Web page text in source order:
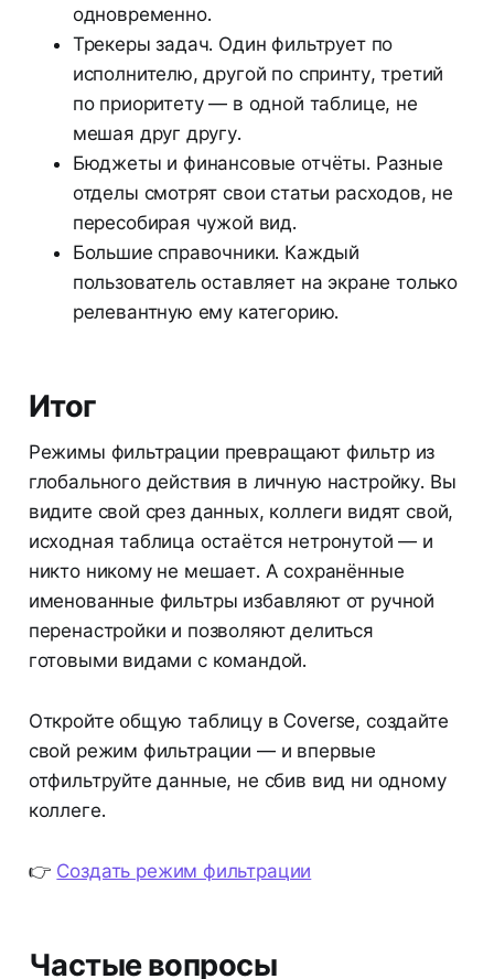
одновременно.
Трекеры задач. Один фильтрует по
исполнителю, другой по спринту, третий
по приоритету — в одной таблице, не
мешая друг другу.
Бюджеты и финансовые отчёты. Разные
отделы смотрят свои статьи расходов, не
пересобирая чужой вид.
Большие справочники. Каждый
пользователь оставляет на экране только
релевантную ему категорию.
Итог
Режимы фильтрации превращают фильтр из
глобального действия в личную настройку. Вы
видите свой срез данных, коллеги видят свой,
исходная таблица остаётся нетронутой — и
никто никому не мешает. А сохранённые
именованные фильтры избавляют от ручной
перенастройки и позволяют делиться
готовыми видами с командой.
Откройте общую таблицу в Coverse, создайте
свой режим фильтрации — и впервые
отфильтруйте данные, не сбив вид ни одному
коллеге.
👉 Создать режим фильтрации
Частые вопросы